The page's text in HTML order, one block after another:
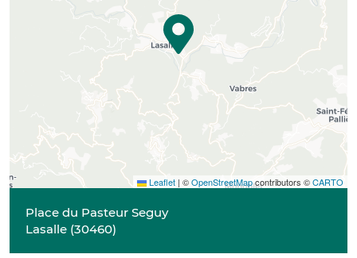
Leaflet | ©OpenStreetMapcontributors ©CARTO
Place du Pasteur Seguy
Lasalle (30460)